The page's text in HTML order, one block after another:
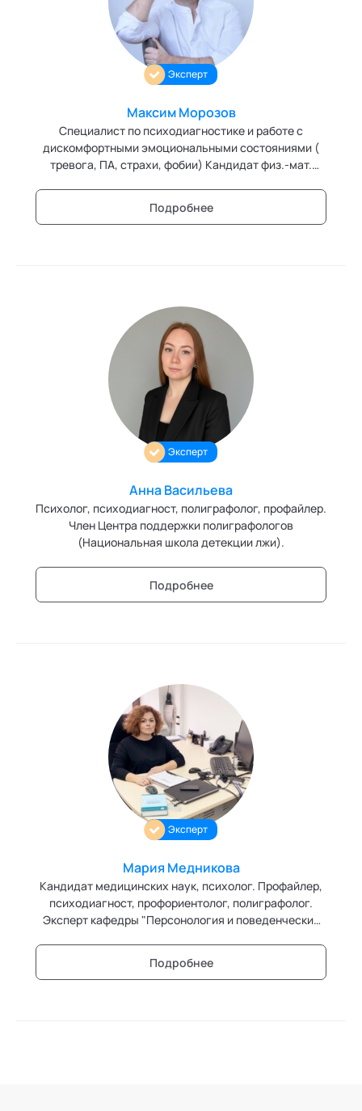
Игропрактика
Интегральное развитие территорий
Интегративные технологии здоровья
Комьюнити-менеджмент
Корпоративная культура и антропология
Коучинг
Ментальные практики
Нейролингвистическое программирование
Персонология и поведенческий анализ
Позитивная динамическая психотерапия
Системные продажи
Современный этикет
Технологии командного менеджмента
Технологии стратегического управления
Трансперсональная психология
Фасилитация и модерация
Цифровой профайлинг
Эксперт
Максим Морозов
Специалист по психодиагностике и работе с
дискомфортными эмоциональными состояниями (
тревога, ПА, страхи, фобии) Кандидат физ.-мат.
Подробнее
Эксперт
Анна Васильева
Психолог, психодиагност, полиграфолог, профайлер.
Член Центра поддержки полиграфологов
(Национальная школа детекции лжи).
Подробнее
Эксперт
Мария Медникова
Кандидат медицинских наук, психолог. Профайлер,
психодиагност, профориентолог, полиграфолог.
Эксперт кафедры "Персонология и поведенческий
«Научный центр психофизиологии и профайлинга».
Подробнее
Профессионалам
Режим работы и тп